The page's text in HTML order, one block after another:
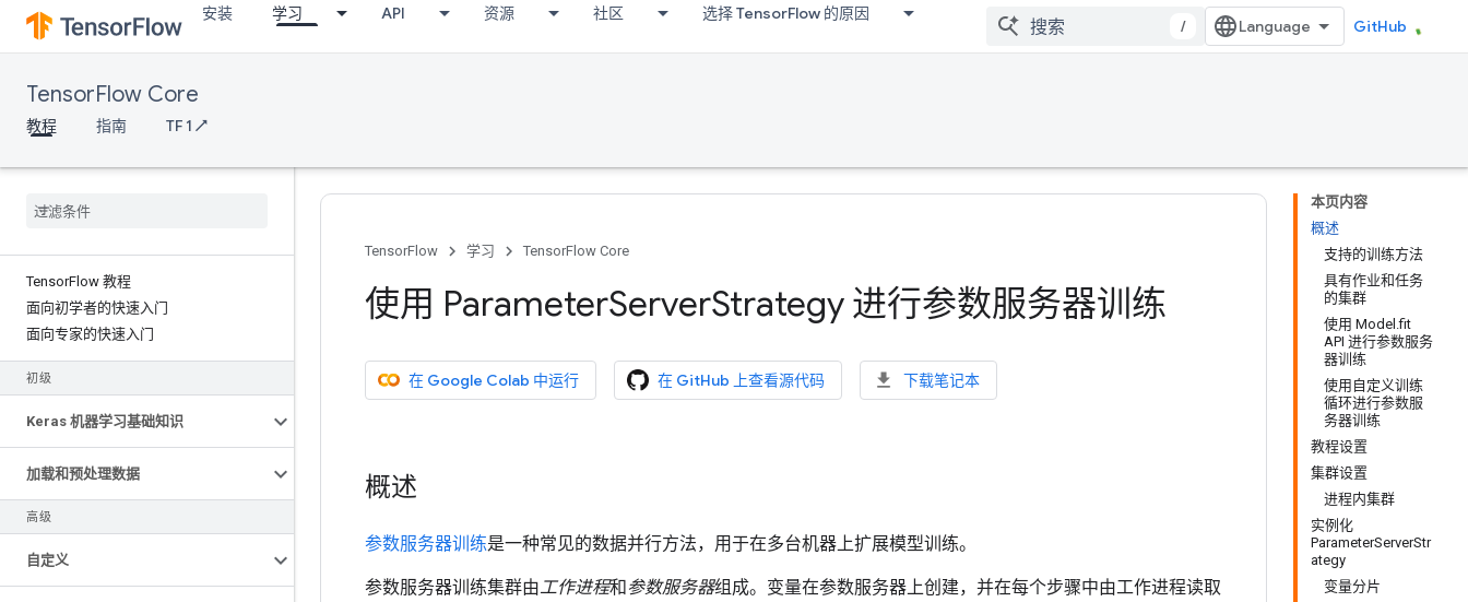
安装 学习 API 资源 社区 选择 TensorFlow 的原因
/ GitHub
TensorFlow Core
教程 指南 TF 1 ↗
TensorFlow 教程
面向初学者的快速入门
面向专家的快速入门
初级
Keras 机器学习基础知识
加载和预处理数据
高级
自定义
本页内容
概述
支持的训练方法
具有作业和任务
的集群
使用 Model.fit
API 进行参数服务
器训练
使用自定义训练
循环进行参数服
务器训练
教程设置
集群设置
进程内集群
实例化
ParameterServerStr
ategy
变量分片
TensorFlow 学习 TensorFlow Core
使用 ParameterServerStrategy 进行参数服务器训练
在 Google Colab 中运行 在 GitHub 上查看源代码 下载笔记本
概述
参数服务器训练是一种常见的数据并行方法，用于在多台机器上扩展模型训练。
参数服务器训练集群由工作进程和参数服务器组成。变量在参数服务器上创建，并在每个步骤中由工作进程读取